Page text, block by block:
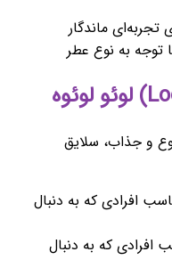
تجربه‌ای ماندگار
توجه به نوع عطر
و جذاب، سلایق
افرادی که به دنبال
افرادی که به دنبال